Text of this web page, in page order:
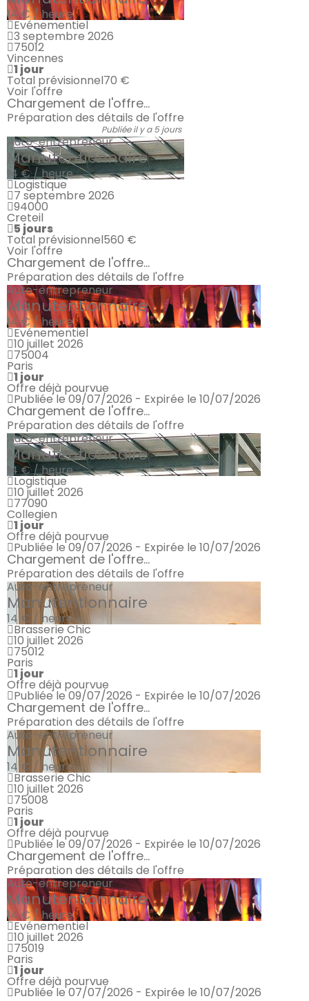
14 € / heure
Evénementiel
3 septembre 2026
75012
Vincennes
1 jour
Total prévisionnel70 €
Voir l'offre
Chargement de l'offre...
Préparation des détails de l'offre
Publiée il y a 5 jours
Auto-entrepreneur
Manutentionnaire
14 € / heure
Logistique
7 septembre 2026
94000
Creteil
5 jours
Total prévisionnel560 €
Voir l'offre
Chargement de l'offre...
Préparation des détails de l'offre
Auto-entrepreneur
Manutentionnaire
14 € / heure
Evénementiel
10 juillet 2026
75004
Paris
1 jour
Offre déjà pourvue
Publiée le 09/07/2026 - Expirée le 10/07/2026
Chargement de l'offre...
Préparation des détails de l'offre
Auto-entrepreneur
Manutentionnaire
14 € / heure
Logistique
10 juillet 2026
77090
Collegien
1 jour
Offre déjà pourvue
Publiée le 09/07/2026 - Expirée le 10/07/2026
Chargement de l'offre...
Préparation des détails de l'offre
Auto-entrepreneur
Manutentionnaire
14 € / heure
Brasserie Chic
10 juillet 2026
75012
Paris
1 jour
Offre déjà pourvue
Publiée le 09/07/2026 - Expirée le 10/07/2026
Chargement de l'offre...
Préparation des détails de l'offre
Auto-entrepreneur
Manutentionnaire
14 € / heure
Brasserie Chic
10 juillet 2026
75008
Paris
1 jour
Offre déjà pourvue
Publiée le 09/07/2026 - Expirée le 10/07/2026
Chargement de l'offre...
Préparation des détails de l'offre
Auto-entrepreneur
Manutentionnaire
14 € / heure
Evénementiel
10 juillet 2026
75019
Paris
1 jour
Offre déjà pourvue
Publiée le 07/07/2026 - Expirée le 10/07/2026